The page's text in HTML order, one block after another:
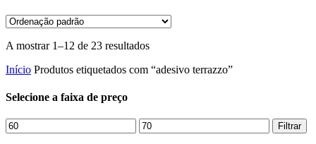
A mostrar 1–12 de 23 resultados
Início Produtos etiquetados com “adesivo terrazzo”
Selecione a faixa de preço
Preço
mínimo
Preço
máximo
Filtrar